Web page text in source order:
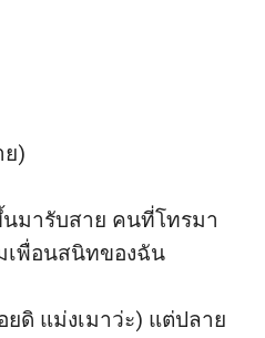
)
นมารับสาย คนที่โทรมา
เพื่อนสนิทของฉัน
ดิ แม่งเมาว่ะ) แต่ปลาย